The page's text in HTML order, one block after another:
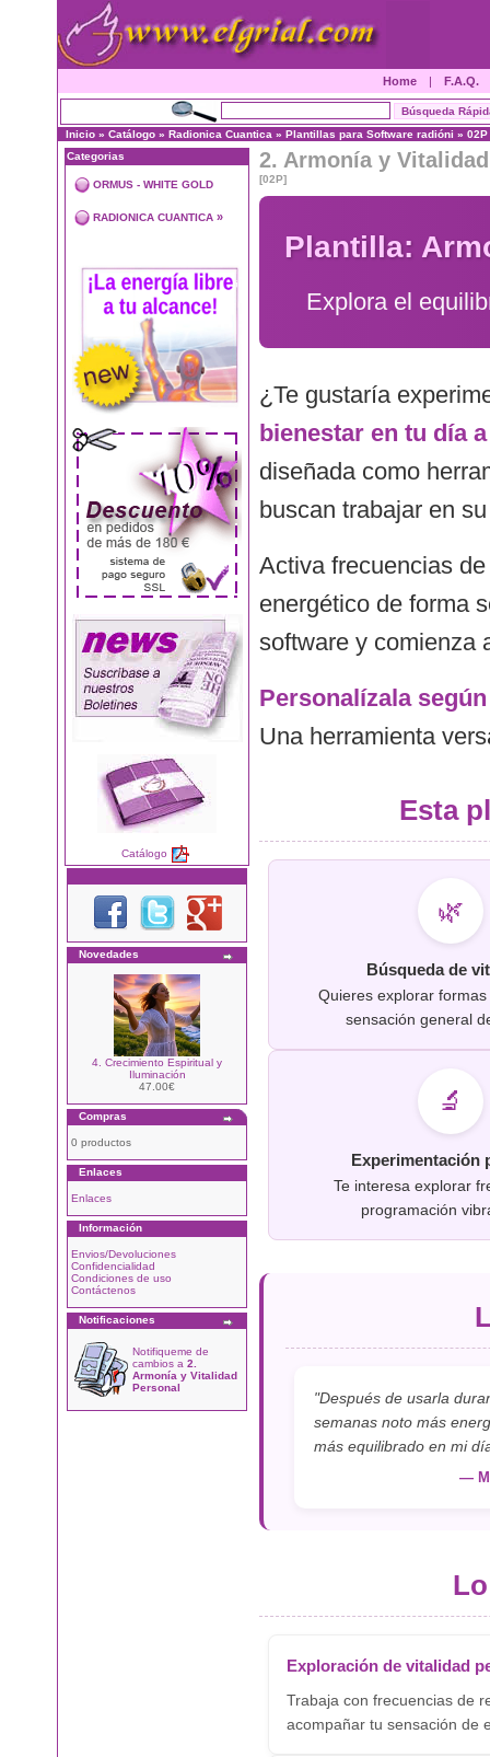
Home | F.A.Q.
Inicio » Catálogo » Radionica Cuantica » Plantillas para Software radióni » 02P
Categorias
ORMUS - WHITE GOLD
RADIONICA CUANTICA »
Catálogo
Novedades
4. Crecimiento Espiritual y
Iluminación
47.00€
Compras
0 productos
Enlaces
Enlaces
Información
Envios/Devoluciones
Confidencialidad
Condiciones de uso
Contáctenos
Notificaciones
Notifiqueme de
cambios a 2.
Armonía y Vitalidad
Personal
2. Armonía y
[02P]
Plantilla:
Explora el
¿Te gustaría
bienestar en tu día
diseñada como
buscan trabajar en
Activa frecuencias
energético de forma
software y comienza
Personalízala
Una herramienta
Esta
🌿
Búsqueda de
Quieres explorar
sensación general
🔬
Experimentación
Te interesa explorar
programación
"Después de usarla
semanas noto más
más equilibrado en mi
—
Exploración de vitalidad
Trabaja con frecuencias de
acompañar tu sensación de